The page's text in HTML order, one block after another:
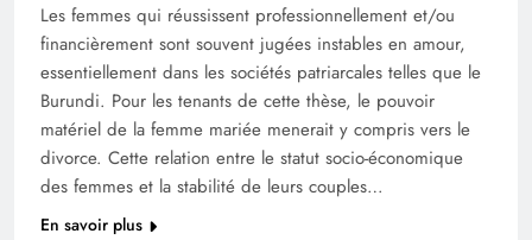
Les femmes qui réussissent professionnellement et/ou
financièrement sont souvent jugées instables en amour,
essentiellement dans les sociétés patriarcales telles que le
Burundi. Pour les tenants de cette thèse, le pouvoir
matériel de la femme mariée menerait y compris vers le
divorce. Cette relation entre le statut socio-économique
des femmes et la stabilité de leurs couples…
En savoir plus